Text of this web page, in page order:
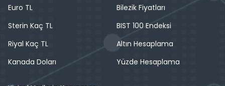
Euro TL
Sterin Kaç TL
Riyal Kaç TL
Kanada Doları
Bilezik Fiyatları
BIST 100 Endeksi
Altın Hesaplama
Yüzde Hesaplama